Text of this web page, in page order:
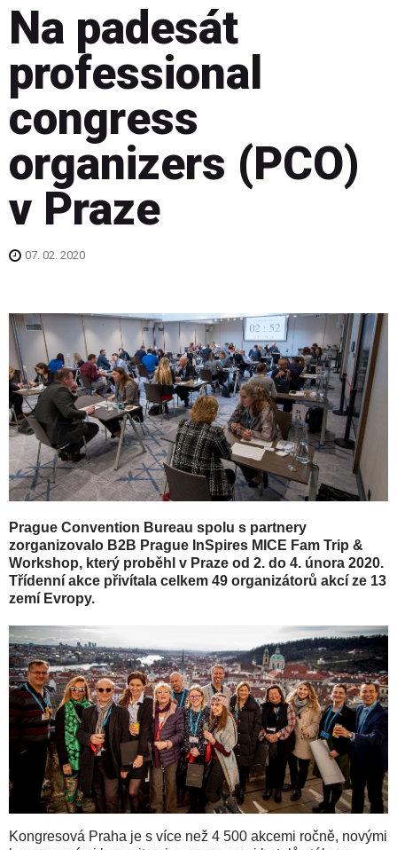
Na padesát
professional
congress
organizers (PCO)
v Praze
07. 02. 2020
Prague Convention Bureau spolu s partnery
zorganizovalo B2B Prague InSpires MICE Fam Trip &
Workshop, který proběhl v Praze od 2. do 4. února 2020.
Třídenní akce přivítala celkem 49 organizátorů akcí ze 13
zemí Evropy.
Kongresová Praha je s více než 4 500 akcemi ročně, novými